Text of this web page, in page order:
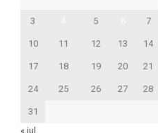
3 5 7
10 11 12 13 14
17 18 19 20 21
24 25 26 27 28
31
« iul.